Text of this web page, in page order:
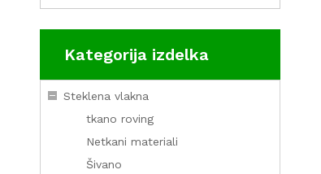
Kategorija izdelka
Steklena vlakna
tkano roving
Netkani materiali
Šivano